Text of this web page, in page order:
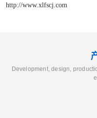
http://www.xlfscj.com
Development, design,